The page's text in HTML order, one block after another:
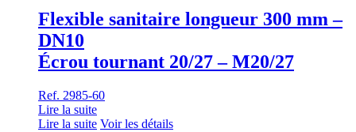
Flexible sanitaire longueur 300 mm –
DN10
Écrou tournant 20/27 – M20/27
Ref. 2985-60
Lire la suite
Lire la suite Voir les détails